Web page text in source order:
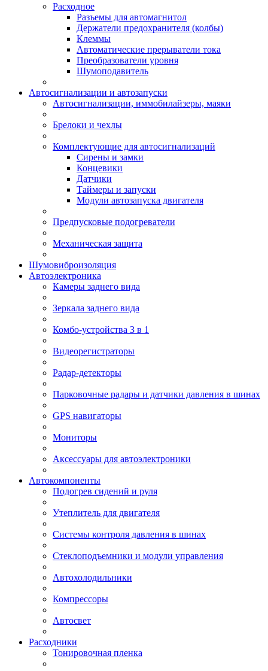
Расходное
Разъемы для автомагнитол
Держатели предохранителя (колбы)
Клеммы
Автоматические прерыватели тока
Преобразователи уровня
Шумоподавитель
Автосигнализации и автозапуски
Автосигнализации, иммобилайзеры, маяки
Брелоки и чехлы
Комплектующие для автосигнализаций
Сирены и замки
Концевики
Датчики
Таймеры и запуски
Модули автозапуска двигателя
Предпусковые подогреватели
Механическая защита
Шумовиброизоляция
Автоэлектроника
Камеры заднего вида
Зеркала заднего вида
Комбо-устройства 3 в 1
Видеорегистраторы
Радар-детекторы
Парковочные радары и датчики давления в шинах
GPS навигаторы
Мониторы
Аксессуары для автоэлектроники
Автокомпоненты
Подогрев сидений и руля
Утеплитель для двигателя
Системы контроля давления в шинах
Стеклоподъемники и модули управления
Автохолодильники
Компрессоры
Автосвет
Расходники
Тонировочная пленка